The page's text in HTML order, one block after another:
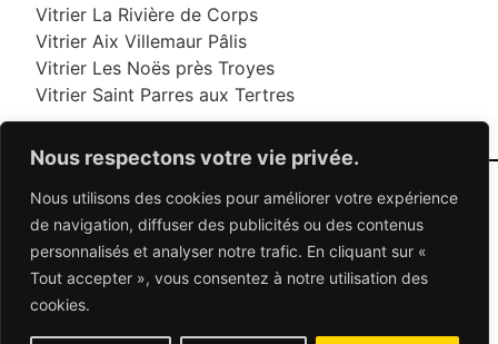
Nous respectons votre vie privée.
Nous utilisons des cookies pour améliorer votre expérience
de navigation, diffuser des publicités ou des contenus
personnalisés et analyser notre trafic. En cliquant sur «
Tout accepter », vous consentez à notre utilisation des
cookies.
Vitrier La Rivière de Corps
Vitrier Aix Villemaur Pâlis
Vitrier Les Noës près Troyes
Vitrier Saint Parres aux Tertres
06 95 95 70 70
© 2026 Dépannage Vitrier - Tous droits réservés
Dépannage vitrerie en France : Des solutions
adaptées à vos besoins